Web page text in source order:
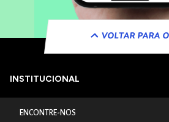
VOLTAR PARA
INSTITUCIONAL
ENCONTRE-NOS